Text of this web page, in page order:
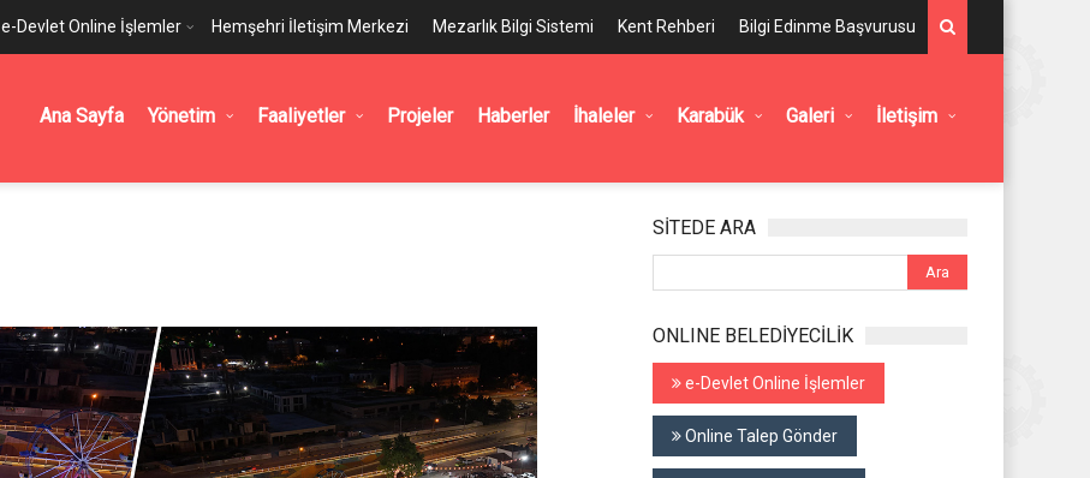
e-Devlet Online İşlemler Hemşehri İletişim Merkezi Mezarlık Bilgi Sistemi Kent Rehberi Bilgi Edinme Başvurusu
Ana Sayfa Yönetim Faaliyetler Projeler Haberler İhaleler Karabük Galeri İletişim
SİTEDE ARA
ONLINE BELEDİYECİLİK
e-Devlet Online İşlemler
Online Talep Gönder